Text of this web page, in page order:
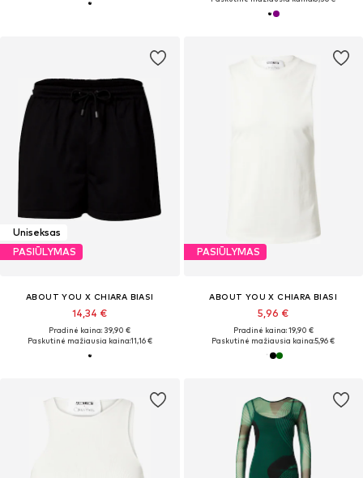
Uniseksas
PASIŪLYMAS
ABOUT YOU X CHIARA BIASI
14,34 €
Pradinė kaina: 39,90 €
Paskutinė mažiausia kaina:11,16 €
PASIŪLYMAS
ABOUT YOU X CHIARA BIASI
5,96 €
Pradinė kaina: 19,90 €
Paskutinė mažiausia kaina:5,96 €